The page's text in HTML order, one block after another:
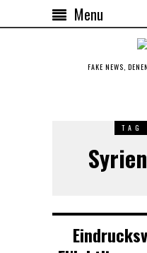
Menu
FAKE NEWS,
TAG